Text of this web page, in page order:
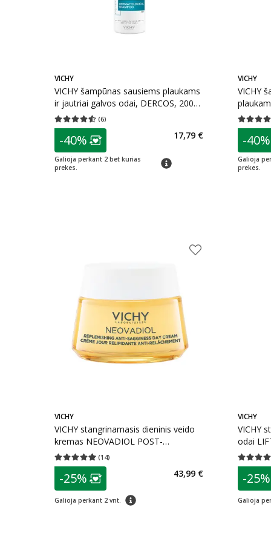
VICHY
VICHY šampūnas sausiems plaukams
ir jautriai galvos odai, DERCOS, 200
ml
(6)
Vidutinis įvertinimas 4.50
patarimas
Lojalumo klubo narių nuolaida:
-40%
Galioja perkant 2 bet kurias
prekes.
patarimas
17,79 €
VICHY
VICHY
ml
Vidutinis
-40%
Galioja
prekes.
VICHY
VICHY stangrinamasis dieninis veido
kremas NEOVADIOL POST-
MENOPAUSE, 50 ml
(14)
Vidutinis įvertinimas 4.93
patarimas
Lojalumo klubo narių nuolaida:
-25%
Galioja perkant 2 vnt. patarimas
43,99 €
VICHY
VICHY
odai
Vidutinis
-25%
Galioja